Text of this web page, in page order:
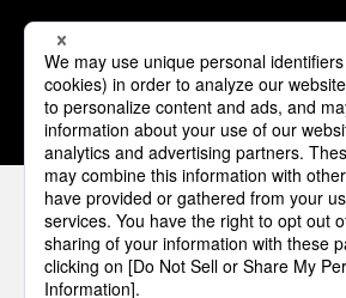
1 2 3 4
パナソニックの電気設備 SNS